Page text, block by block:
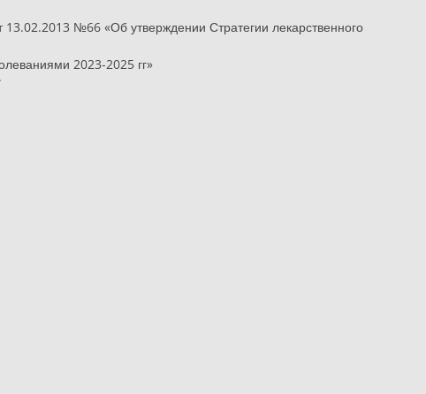
№66 «Об утверждении Стратегии лекарственного
2023-2025 гг»